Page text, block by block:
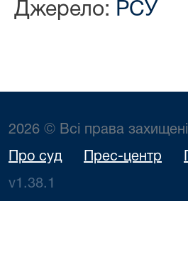
Джерело: РСУ
2026 © Всі права захищені
Про суд Прес-центр
v1.38.1